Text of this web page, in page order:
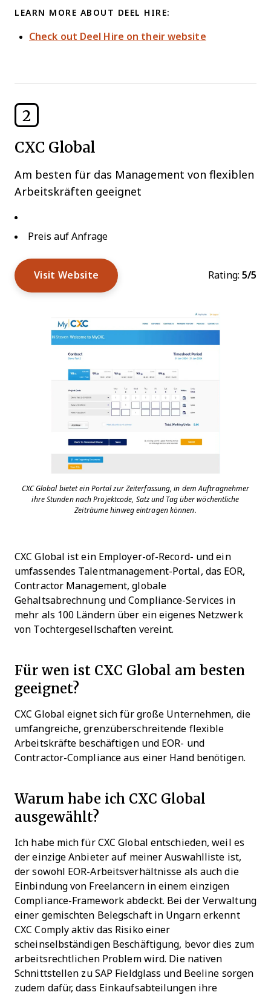
LEARN MORE ABOUT DEEL HIRE:
Check out Deel Hire on their website
2
CXC Global
Am besten für das Management von flexiblen
Arbeitskräften geeignet
Preis auf Anfrage
Visit Website Rating: 5/5
CXC Global bietet ein Portal zur Zeiterfassung, in dem Auftragnehmer
ihre Stunden nach Projektcode, Satz und Tag über wöchentliche
Zeiträume hinweg eintragen können.
CXC Global ist ein Employer-of-Record- und ein
umfassendes Talentmanagement-Portal, das EOR,
Contractor Management, globale
Gehaltsabrechnung und Compliance-Services in
mehr als 100 Ländern über ein eigenes Netzwerk
von Tochtergesellschaften vereint.
Für wen ist CXC Global am besten
geeignet?
CXC Global eignet sich für große Unternehmen, die
umfangreiche, grenzüberschreitende flexible
Arbeitskräfte beschäftigen und EOR- und
Contractor-Compliance aus einer Hand benötigen.
Warum habe ich CXC Global
ausgewählt?
Ich habe mich für CXC Global entschieden, weil es
der einzige Anbieter auf meiner Auswahlliste ist,
der sowohl EOR-Arbeitsverhältnisse als auch die
Einbindung von Freelancern in einem einzigen
Compliance-Framework abdeckt. Bei der Verwaltung
einer gemischten Belegschaft in Ungarn erkennt
CXC Comply aktiv das Risiko einer
scheinselbständigen Beschäftigung, bevor dies zum
arbeitsrechtlichen Problem wird. Die nativen
Schnittstellen zu SAP Fieldglass und Beeline sorgen
zudem dafür, dass Einkaufsabteilungen ihre